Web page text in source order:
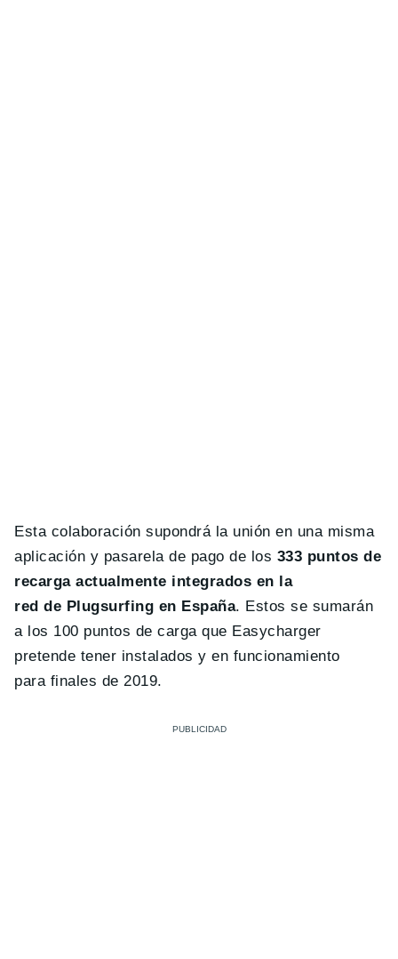
Esta colaboración supondrá la unión en una misma
aplicación y pasarela de pago de los 333 puntos de
recarga actualmente integrados en la
red de Plugsurfing en España. Estos se sumarán
a los 100 puntos de carga que Easycharger
pretende tener instalados y en funcionamiento
para finales de 2019.